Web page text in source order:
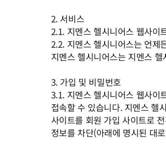
2. 서비스
2.1. 지멘스 헬시니어스 웹사이
2.2. 지멘스 헬시니어스는 언제
지멘스 헬시니어스는 지멘스
3. 가입 및 비밀번호
3.1. 지멘스 헬시니어스 웹사이
접속할 수 있습니다. 지멘스 헬
사이트를 회원 가입 사이트로
정보를 차단(아래에 명시된 대